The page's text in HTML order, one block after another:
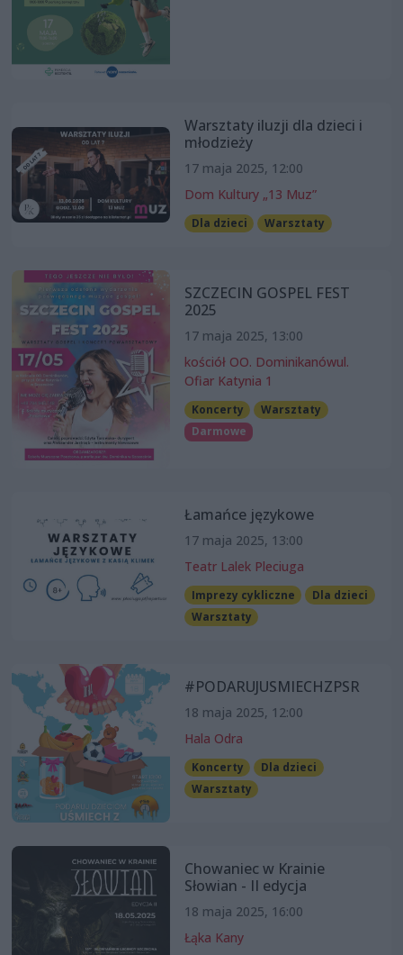
Warsztaty iluzji dla dzieci i
młodzieży
17 maja 2025, 12:00
Dom Kultury „13 Muz”
Dla dzieci Warsztaty
SZCZECIN GOSPEL FEST
2025
17 maja 2025, 13:00
kościół OO. Dominikanówul.
Ofiar Katynia 1
Koncerty
Warsztaty
Darmowe
Łamańce językowe
17 maja 2025, 13:00
Teatr Lalek Pleciuga
Imprezy cykliczne
Dla dzieci
Warsztaty
#PODARUJUSMIECHZPSR
18 maja 2025, 12:00
Hala Odra
Koncerty
Dla dzieci
Warsztaty
Chowaniec w Krainie
Słowian - II edycja
18 maja 2025, 16:00
Łąka Kany